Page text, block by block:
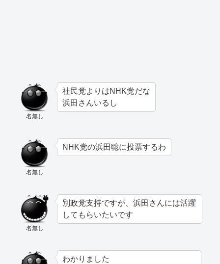
名無し
社民党よりはNHK党だな
浜田さんいるし
名無し
NHK党の浜田聡に投票するわ
名無し
別政党支持ですが、浜田さんには活躍
してもらいたいです
わかりました